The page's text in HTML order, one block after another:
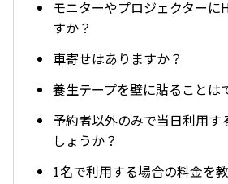
モニターやプロジェクターに
すか？
車寄せはありますか？
養生テープを壁に貼ることは
予約者以外のみで当日利用す
しょうか？
1名で利用する場合の料金を